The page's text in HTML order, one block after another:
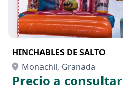
HINCHABLES DE SALTO
Monachil, Granada
Precio a consultar